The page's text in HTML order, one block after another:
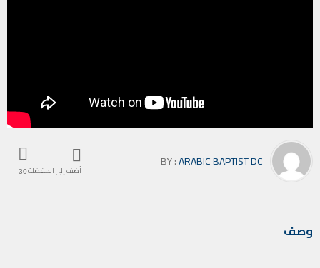
أضف إلى المفضلة30
BY :ARABIC BAPTIST DC
وصف